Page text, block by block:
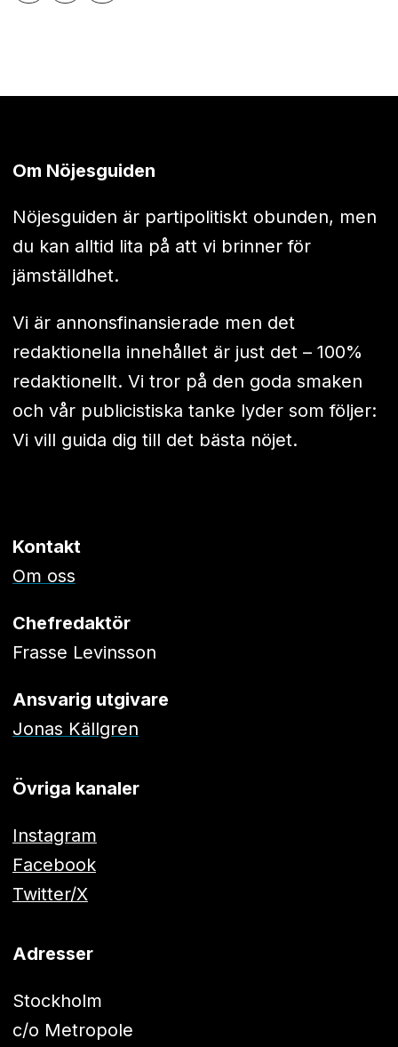
Om Nöjesguiden
Nöjesguiden är partipolitiskt obunden, men
du kan alltid lita på att vi brinner för
jämställdhet.
Vi är annonsfinansierade men det
redaktionella innehållet är just det – 100%
redaktionellt. Vi tror på den goda smaken
och vår publicistiska tanke lyder som följer:
Vi vill guida dig till det bästa nöjet.
Kontakt
Om oss
Chefredaktör
Frasse Levinsson
Ansvarig utgivare
Jonas Källgren
Övriga kanaler
Instagram
Facebook
Twitter/X
Adresser
Stockholm
c/o Metropole